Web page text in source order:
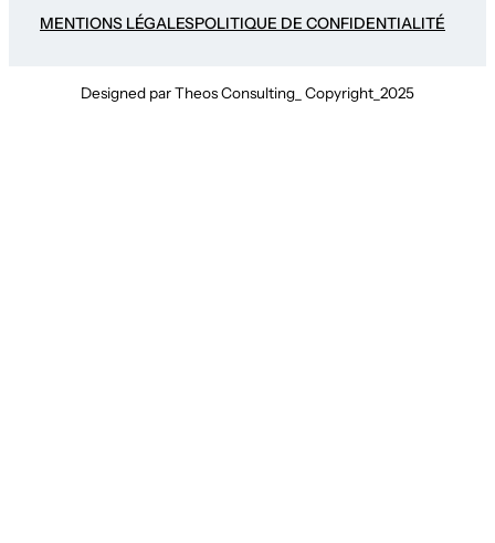
MENTIONS LÉGALESPOLITIQUE DE CONFIDENTIALITÉ
Designed par Theos Consulting_ Copyright_2025